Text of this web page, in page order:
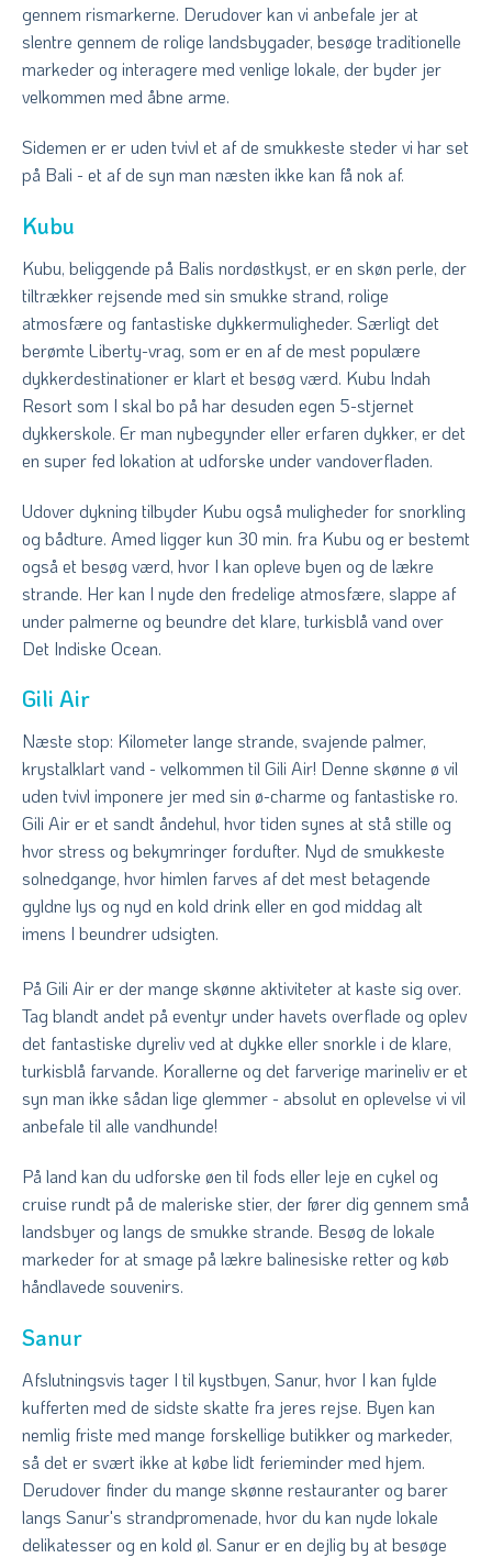
gennem rismarkerne. Derudover kan vi anbefale jer at
slentre gennem de rolige landsbygader, besøge traditionelle
markeder og interagere med venlige lokale, der byder jer
velkommen med åbne arme.
Sidemen er er uden tvivl et af de smukkeste steder vi har set
på Bali - et af de syn man næsten ikke kan få nok af.
Kubu
Kubu, beliggende på Balis nordøstkyst, er en skøn perle, der
tiltrækker rejsende med sin smukke strand, rolige
atmosfære og fantastiske dykkermuligheder. Særligt det
berømte Liberty-vrag, som er en af de mest populære
dykkerdestinationer er klart et besøg værd. Kubu Indah
Resort som I skal bo på har desuden egen 5-stjernet
dykkerskole. Er man nybegynder eller erfaren dykker, er det
en super fed lokation at udforske under vandoverfladen.
Udover dykning tilbyder Kubu også muligheder for snorkling
og bådture. Amed ligger kun 30 min. fra Kubu og er bestemt
også et besøg værd, hvor I kan opleve byen og de lækre
strande. Her kan I nyde den fredelige atmosfære, slappe af
under palmerne og beundre det klare, turkisblå vand over
Det Indiske Ocean.
Gili Air
Næste stop: Kilometer lange strande, svajende palmer,
krystalklart vand - velkommen til Gili Air! Denne skønne ø vil
uden tvivl imponere jer med sin ø-charme og fantastiske ro.
Gili Air er et sandt åndehul, hvor tiden synes at stå stille og
hvor stress og bekymringer fordufter. Nyd de smukkeste
solnedgange, hvor himlen farves af det mest betagende
gyldne lys og nyd en kold drink eller en god middag alt
imens I beundrer udsigten.
På Gili Air er der mange skønne aktiviteter at kaste sig over.
Tag blandt andet på eventyr under havets overflade og oplev
det fantastiske dyreliv ved at dykke eller snorkle i de klare,
turkisblå farvande. Korallerne og det farverige marineliv er et
syn man ikke sådan lige glemmer - absolut en oplevelse vi vil
anbefale til alle vandhunde!
På land kan du udforske øen til fods eller leje en cykel og
cruise rundt på de maleriske stier, der fører dig gennem små
landsbyer og langs de smukke strande. Besøg de lokale
markeder for at smage på lækre balinesiske retter og køb
håndlavede souvenirs.
Sanur
Afslutningsvis tager I til kystbyen, Sanur, hvor I kan fylde
kufferten med de sidste skatte fra jeres rejse. Byen kan
nemlig friste med mange forskellige butikker og markeder,
så det er svært ikke at købe lidt ferieminder med hjem.
Derudover finder du mange skønne restauranter og barer
langs Sanur's strandpromenade, hvor du kan nyde lokale
delikatesser og en kold øl. Sanur er en dejlig by at besøge